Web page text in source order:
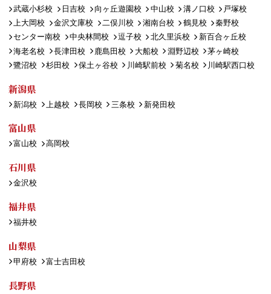
武蔵小杉校
日吉校 向ヶ丘遊園校 中山校 溝ノ口校
戸塚校
上大岡校
金沢文庫校 二俣川校 湘南台校 鶴見校
秦野校
センター南校
中央林間校 逗子校 北久里浜校
新百合ヶ丘校
海老名校
長津田校 鹿島田校 大船校 淵野辺校
茅ヶ崎校
鷺沼校
杉田校 保土ヶ谷校 川崎駅前校 菊名校 川崎駅西口校
新潟県
新潟校 上越校 長岡校 三条校 新発田校
富山県
富山校 高岡校
石川県
金沢校
福井県
福井校
山梨県
甲府校 富士吉田校
長野県